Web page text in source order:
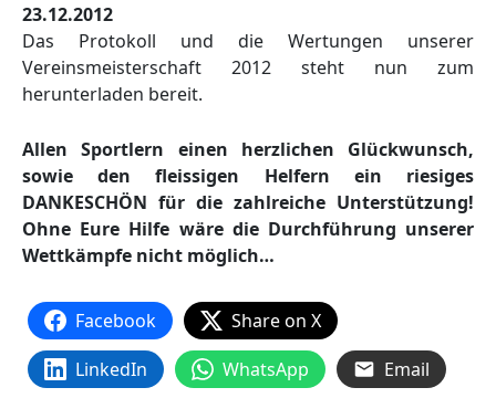
23.12.2012
Das Protokoll und die Wertungen unserer
Vereinsmeisterschaft 2012 steht nun zum
herunterladen bereit.
Allen Sportlern einen herzlichen Glückwunsch,
sowie den fleissigen Helfern ein riesiges
DANKESCHÖN für die zahlreiche Unterstützung!
Ohne Eure Hilfe wäre die Durchführung unserer
Wettkämpfe nicht möglich…
Facebook
Share on X
LinkedIn
WhatsApp Email